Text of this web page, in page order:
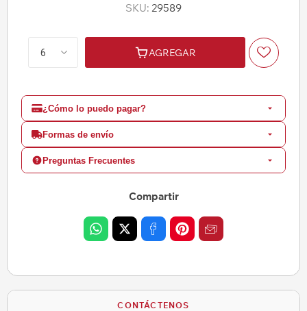
SKU: 29589
AGREGAR
¿Cómo lo puedo pagar?
Formas de envío
Preguntas Frecuentes
Compartir
CONTÁCTENOS